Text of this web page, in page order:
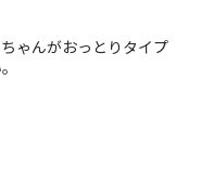
ゃんがおっとりタイプ